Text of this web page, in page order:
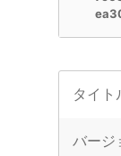
タイト
バージ